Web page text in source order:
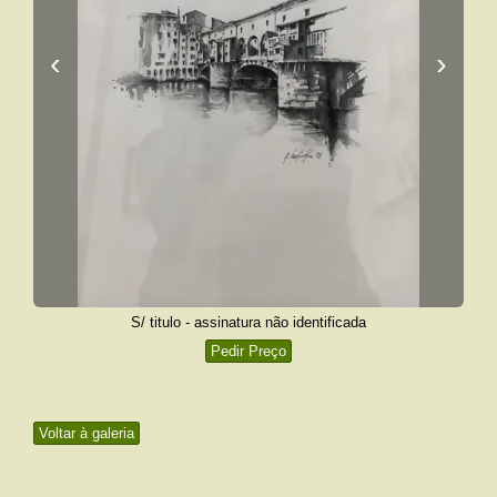
Voltar à galeria
‹ ›
S/ titulo - assinatura não identificada
Pedir Preço